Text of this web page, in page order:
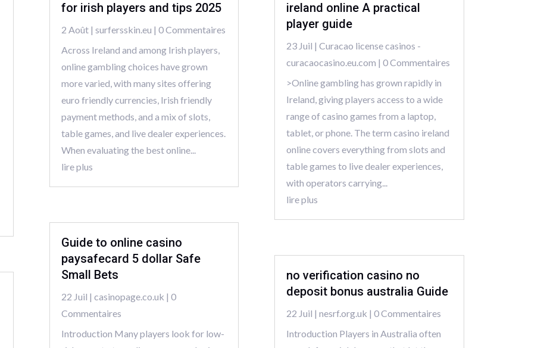
for irish players and tips 2025
2 Août| surfersskin.eu | 0 Commentaires
Across Ireland and among Irish players,
online gambling choices have grown
more varied, with many sites offering
euro friendly currencies, Irish friendly
payment methods, and a mix of slots,
table games, and live dealer experiences.
When evaluating the best online...
lire plus
Guide to online casino
paysafecard 5 dollar Safe
Small Bets
22 Juil | casinopage.co.uk | 0
Commentaires
Introduction Many players look for low-
ireland online A practical
player guide
23 Juil | Curacao license casinos -
curacaocasino.eu.com | 0 Commentaires
>Online gambling has grown rapidly in
Ireland, giving players access to a wide
range of casino games from a laptop,
tablet, or phone. The term casino ireland
online covers everything from slots and
table games to live dealer experiences,
with operators carrying...
lire plus
no verification casino no
deposit bonus australia Guide
22 Juil | nesrf.org.uk | 0 Commentaires
Introduction Players in Australia often